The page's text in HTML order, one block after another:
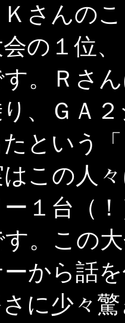
さんの
の１位
。Ｒさ
り、ＧＡ
という
この人
１台（
。この
から話
に少々